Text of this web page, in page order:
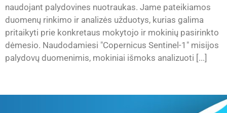
naudojant palydovines nuotraukas. Jame pateikiamos
duomenų rinkimo ir analizės užduotys, kurias galima
pritaikyti prie konkretaus mokytojo ir mokinių pasirinkto
dėmesio. Naudodamiesi "Copernicus Sentinel-1" misijos
palydovų duomenimis, mokiniai išmoks analizuoti [...]